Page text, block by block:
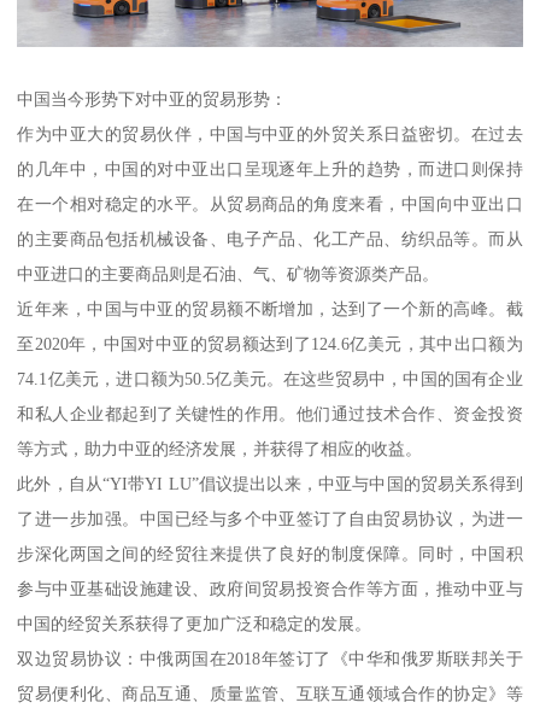
中国当今形势下对中亚的贸易形势：
作为中亚大的贸易伙伴，中国与中亚的外贸关系日益密切。在过去
的几年中，中国的对中亚出口呈现逐年上升的趋势，而进口则保持
在一个相对稳定的水平。从贸易商品的角度来看，中国向中亚出口
的主要商品包括机械设备、电子产品、化工产品、纺织品等。而从
中亚进口的主要商品则是石油、气、矿物等资源类产品。
近年来，中国与中亚的贸易额不断增加，达到了一个新的高峰。截
至2020年，中国对中亚的贸易额达到了124.6亿美元，其中出口额为
74.1亿美元，进口额为50.5亿美元。在这些贸易中，中国的国有企业
和私人企业都起到了关键性的作用。他们通过技术合作、资金投资
等方式，助力中亚的经济发展，并获得了相应的收益。
此外，自从“YI带YI LU”倡议提出以来，中亚与中国的贸易关系得到
了进一步加强。中国已经与多个中亚签订了自由贸易协议，为进一
步深化两国之间的经贸往来提供了良好的制度保障。同时，中国积
参与中亚基础设施建设、政府间贸易投资合作等方面，推动中亚与
中国的经贸关系获得了更加广泛和稳定的发展。
双边贸易协议：中俄两国在2018年签订了《中华和俄罗斯联邦关于
贸易便利化、商品互通、质量监管、互联互通领域合作的协定》等